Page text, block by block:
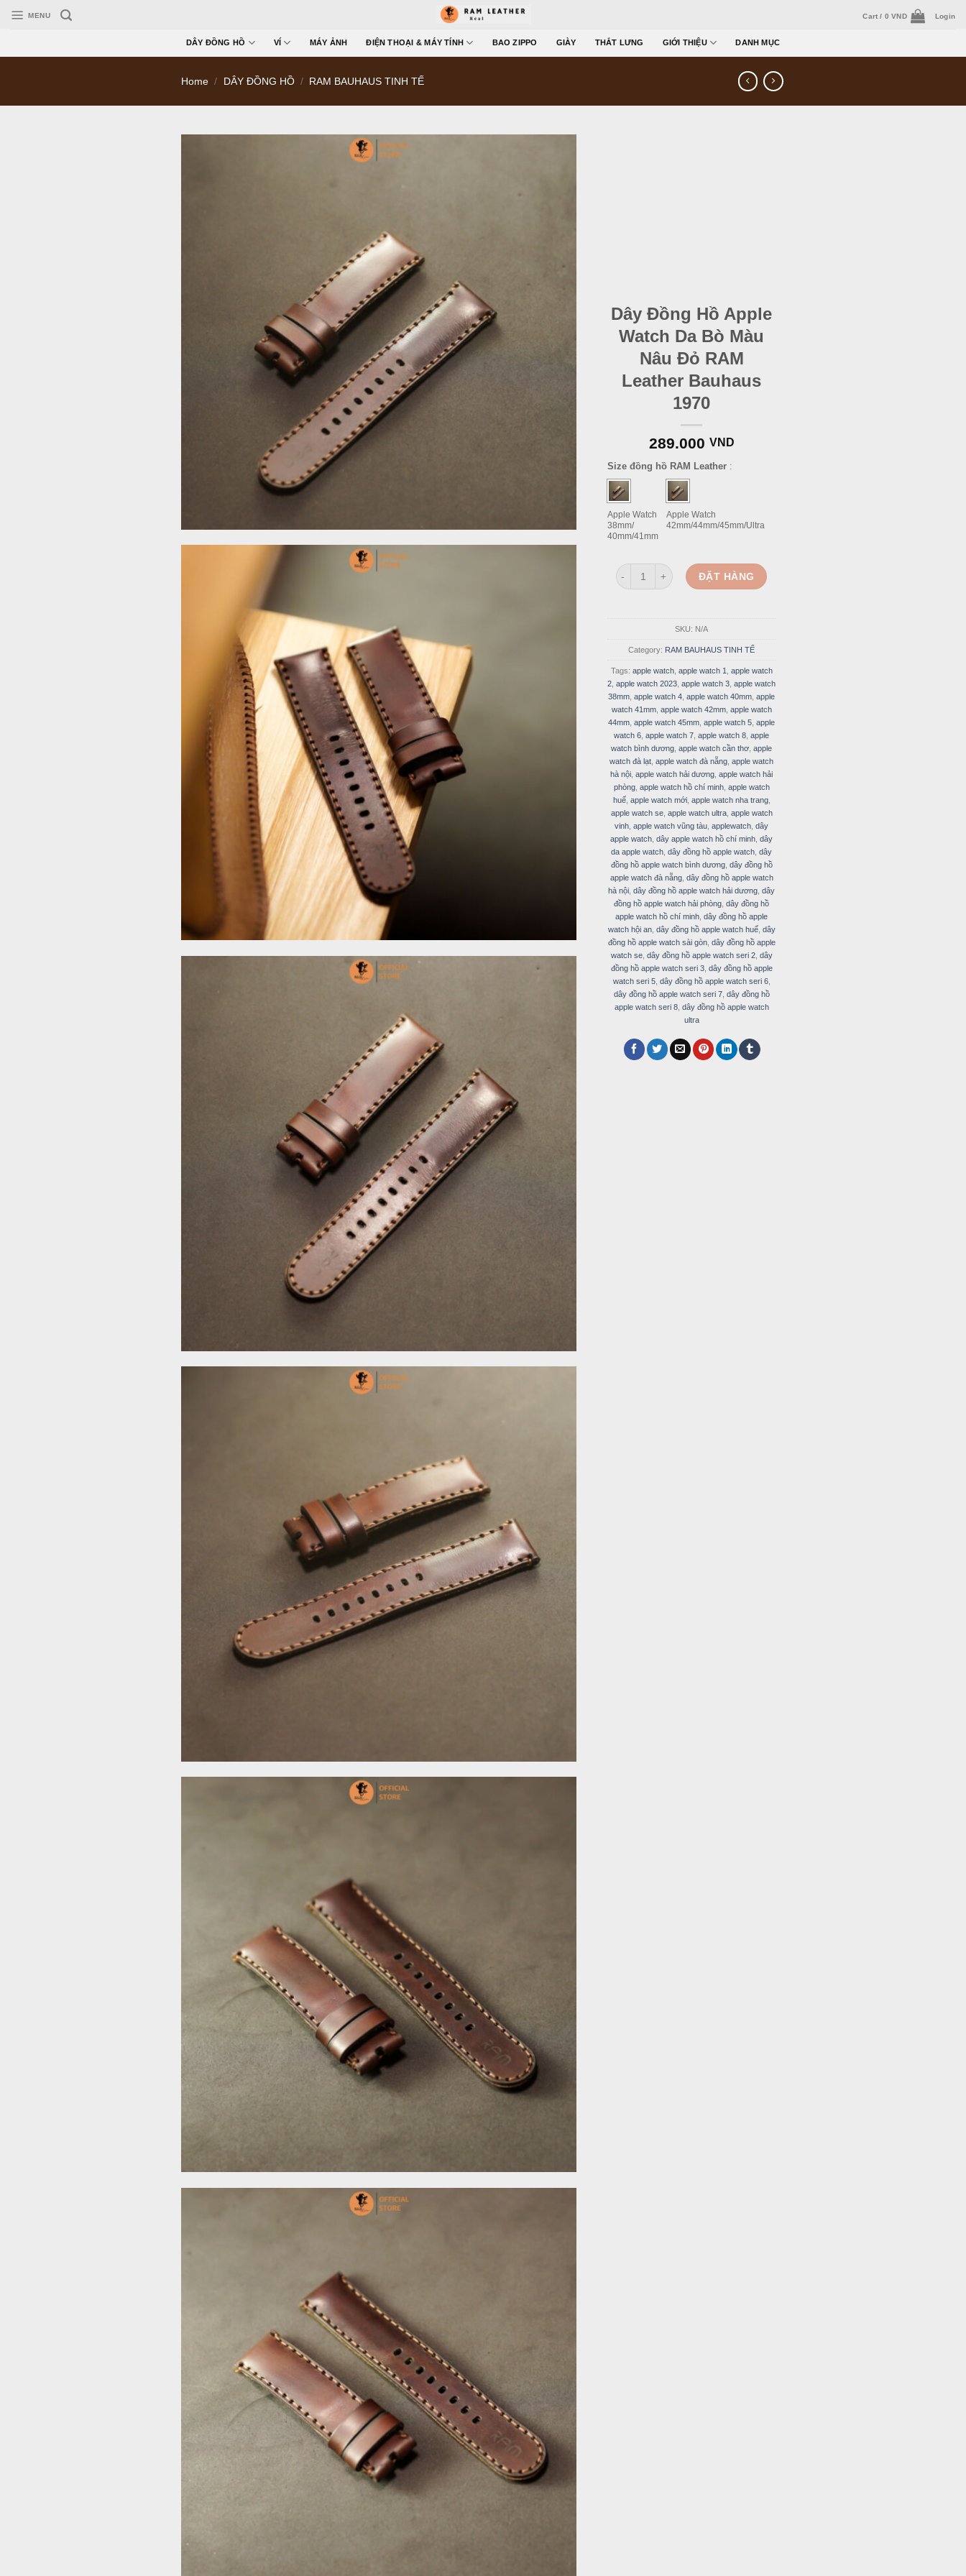
MENU Cart / 0VND Login
DÂY ĐỒNG HỒ VÍ MÁY ẢNH ĐIỆN THOẠI & MÁY TÍNH BAO ZIPPO GIÀY THẮT LƯNG GIỚI THIỆU DANH MỤC
Home / DÂY ĐỒNG HỒ / RAM BAUHAUS TINH TẾ
Dây Đồng Hồ Apple
Watch Da Bò Màu
Nâu Đỏ RAM
Leather Bauhaus
1970
289.000 VND
Size đồng hồ RAM Leather :
Apple Watch
38mm/
40mm/41mm
Apple Watch
42mm/44mm/45mm/Ultra
Dây Đồng Hồ Apple Watch Da Bò Màu Nâu Đỏ RAM Leather Bauhaus 1970
ĐẶT HÀNG
SKU: N/A
Category: RAM BAUHAUS TINH TẾ
Tags: apple watch, apple watch 1
apple watch
2 apple watch 2023 apple watch 3 apple watch
38mm apple watch 4 apple watch 40mm apple
watch 41mm, apple watch 42mm, apple watch
44mm apple watch 45mm apple watch 5 apple
watch 6 apple watch 7 apple watch 8 apple
watch bình dương apple watch cần thơ apple
watch đà lạt apple watch đà nẵng apple watch
hà nội apple watch hải dương apple watch hải
phòng, apple watch hồ chí minh, apple watch
huế, apple watch mới, apple watch nha trang,
apple watch se, apple watch ultra, apple watch
vinh apple watch vũng tàu applewatch dây
apple watch dây apple watch hồ chí minh dây
da apple watch dây đồng hồ apple watch dây
đồng hồ apple watch bình dương, dây đồng hồ
apple watch đà nẵng, dây đồng hồ apple watch
hà nội dây đồng hồ apple watch hải dương dây
đồng hồ apple watch hải phòng dây đồng hồ
apple watch hồ chí minh dây đồng hồ apple
watch hội an, dây đồng hồ apple watch huế, dây
đồng hồ apple watch sài gòn, dây đồng hồ apple
watch se, dây đồng hồ apple watch seri 2, dây
đồng hồ apple watch seri 3, dây đồng hồ apple
watch seri 5, dây đồng hồ apple watch seri 6,
dây đồng hồ apple watch seri 7, dây đồng hồ
apple watch seri 8, dây đồng hồ apple watch
ultra